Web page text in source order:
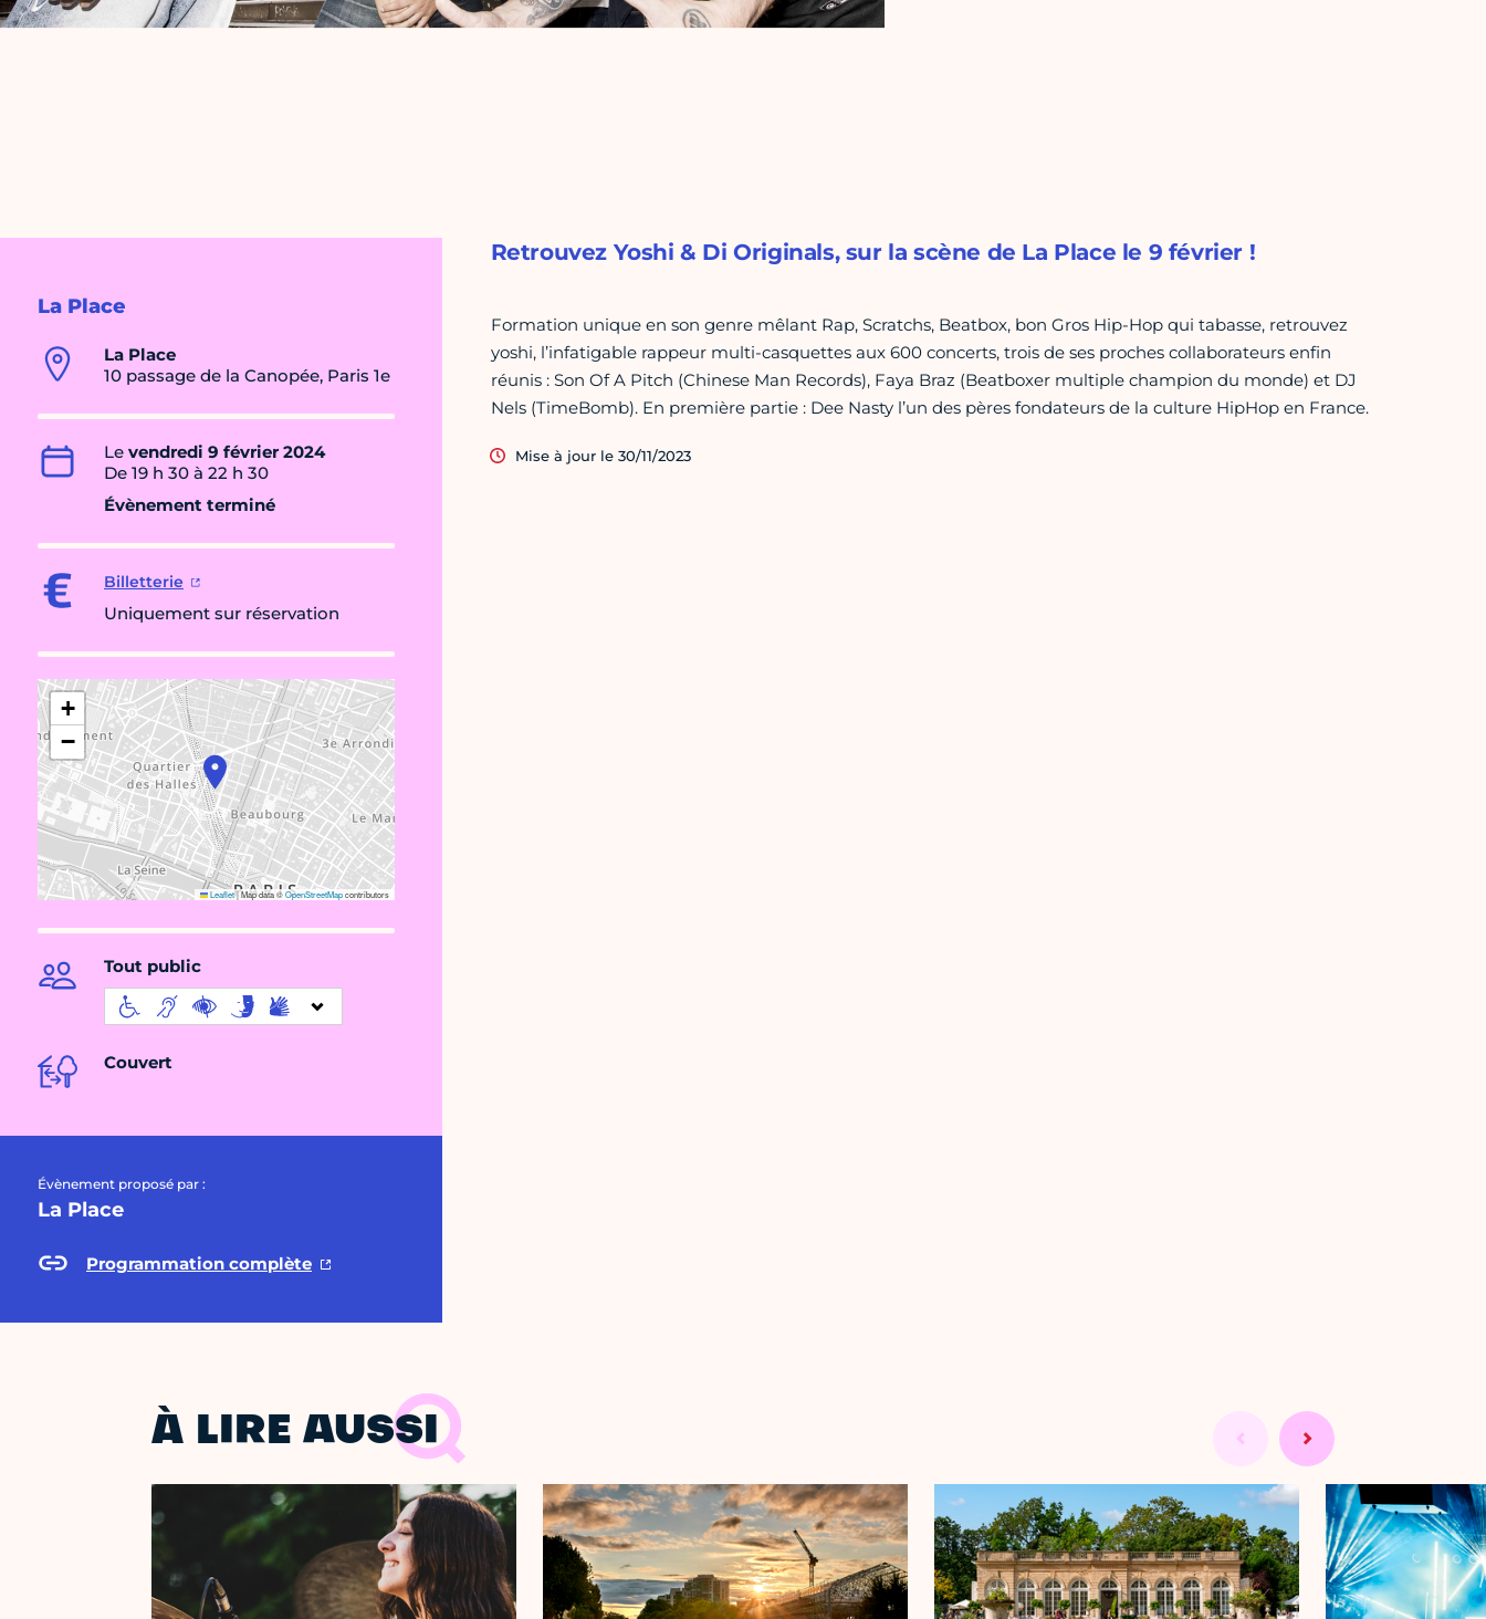
La Place
La Place
10 passage de la Canopée, Paris 1e
Le vendredi 9 février 2024
De 19 h 30 à 22 h 30
Évènement terminé
Billetterie
Uniquement sur réservation
+
−
Leaflet|Map data ©OpenStreetMapcontributors
Tout public
Couvert
Évènement proposé par :
La Place
Programmation complète
Retrouvez Yoshi & Di Originals, sur la scène de La Place le 9 février !
Formation unique en son genre mêlant Rap, Scratchs, Beatbox, bon Gros Hip-Hop qui tabasse, retrouvez
yoshi, l’infatigable rappeur multi-casquettes aux 600 concerts, trois de ses proches collaborateurs enfin
réunis : Son Of A Pitch (Chinese Man Records), Faya Braz (Beatboxer multiple champion du monde) et DJ
Nels (TimeBomb). En première partie : Dee Nasty l’un des pères fondateurs de la culture HipHop en France.
Mise à jour le 30/11/2023
À LIRE AUSSI